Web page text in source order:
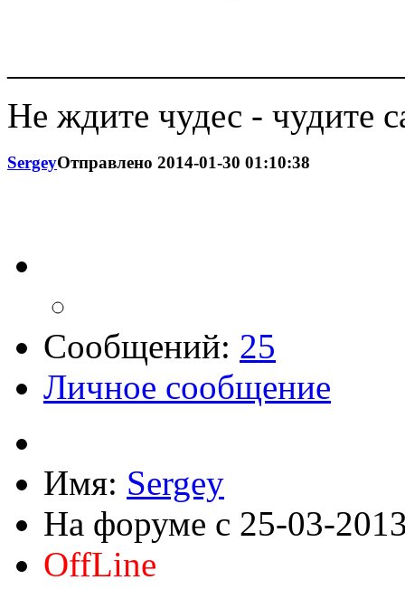
Не ждите чудес - чудите
SergeyОтправлено 2014-01-30 01:10:38
Сообщений: 25
Личное сообщение
Имя: Sergey
На форуме с 25-03-
OffLine